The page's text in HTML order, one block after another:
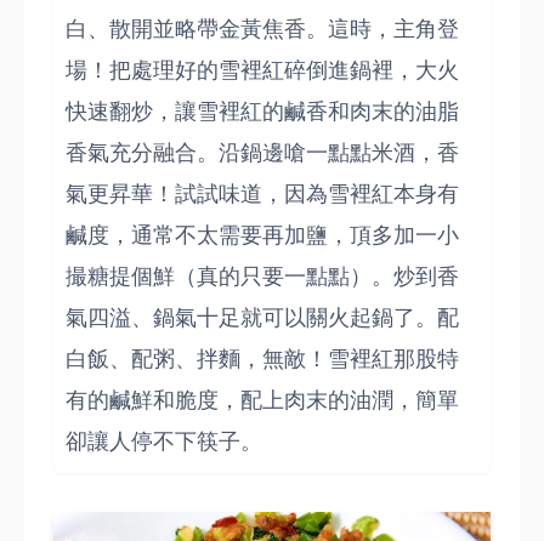
白、散開並略帶金黃焦香。這時，主角登
場！把處理好的雪裡紅碎倒進鍋裡，大火
快速翻炒，讓雪裡紅的鹹香和肉末的油脂
香氣充分融合。沿鍋邊嗆一點點米酒，香
氣更昇華！試試味道，因為雪裡紅本身有
鹹度，通常不太需要再加鹽，頂多加一小
撮糖提個鮮（真的只要一點點）。炒到香
氣四溢、鍋氣十足就可以關火起鍋了。配
白飯、配粥、拌麵，無敵！雪裡紅那股特
有的鹹鮮和脆度，配上肉末的油潤，簡單
卻讓人停不下筷子。